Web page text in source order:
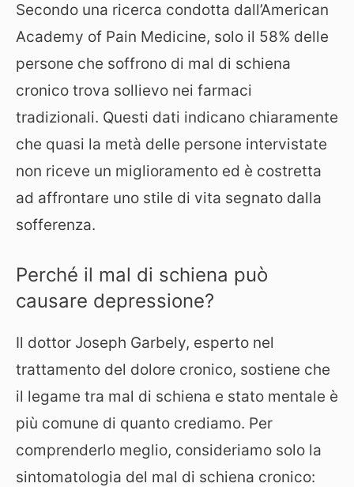
Secondo una ricerca condotta dall’American
Academy of Pain Medicine, solo il 58% delle
persone che soffrono di mal di schiena
cronico trova sollievo nei farmaci
tradizionali. Questi dati indicano chiaramente
che quasi la metà delle persone intervistate
non riceve un miglioramento ed è costretta
ad affrontare uno stile di vita segnato dalla
sofferenza.
Perché il mal di schiena può
causare depressione?
Il dottor Joseph Garbely, esperto nel
trattamento del dolore cronico, sostiene che
il legame tra mal di schiena e stato mentale è
più comune di quanto crediamo. Per
comprenderlo meglio, consideriamo solo la
sintomatologia del mal di schiena cronico: